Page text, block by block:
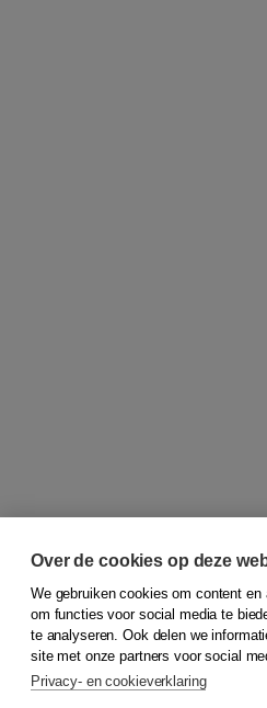
© 2026Koninklijke Boom uitgevers
Over de cookies op deze
We gebruiken cookies om content
om functies voor social media te
te analyseren. Ook delen we
site met onze partners voor social
Privacy- en cookieverklaring